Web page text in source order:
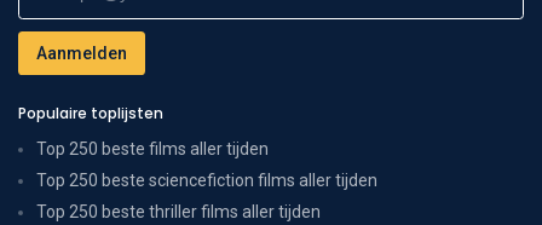
Populaire toplijsten
Top 250 beste films aller tijden
Top 250 beste sciencefiction films aller tijden
Top 250 beste thriller films aller tijden